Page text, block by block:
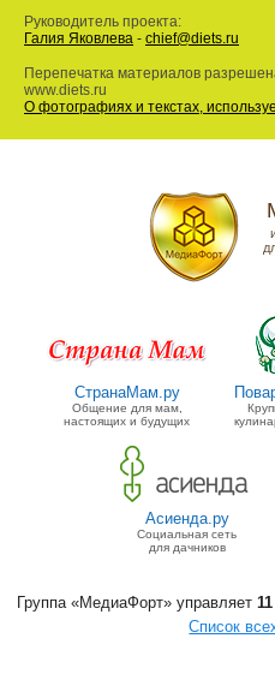
Руководитель проекта:
Галия Яковлева - chief@diets.ru
Перепечатка материалов
www.diets.ru
О фотографиях и текстах,
СтранаМам.ру
Общение для мам,
настоящих и будущих
Асиенда.ру
Социальная сеть
для дачников
Группа «МедиаФорт» управляет
Список